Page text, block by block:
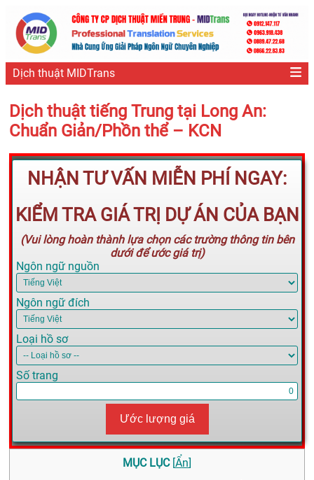
Dịch thuật MIDTrans
Dịch thuật tiếng Trung tại Long An:
Chuẩn Giản/Phồn thể – KCN
NHẬN TƯ VẤN MIỄN PHÍ NGAY:
KIỂM TRA GIÁ TRỊ DỰ ÁN CỦA BẠN
(Vui lòng hoàn thành lựa chọn các trường thông tin bên
dưới để ước giá trị)
Ngôn ngữ nguồn
Ngôn ngữ đích
Loại hồ sơ
Số trang
Ước lượng giá
MỤC LỤC [Ẩn]